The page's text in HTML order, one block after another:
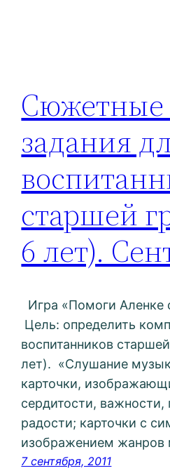
Сюжетные
задания
старшей
6 лет).
Игра «Помоги Аленке
Цель: определить
воспитанников
лет). «Слушание
карточки,
сердитости, важности,
радости; карточки с
изображением жанров
7 сентября, 2011